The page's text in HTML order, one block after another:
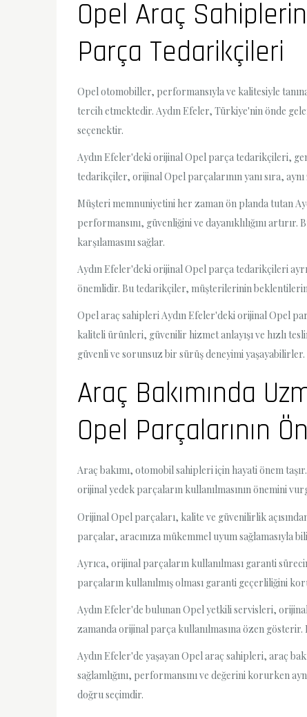
Opel Araç
Parça Tedarikçileri
Opel otomobiller, performansıyla ve kalitesiyle
tercih etmektedir. Aydın Efeler, Türkiye'nin önde
seçenektir.
Aydın Efeler'deki orijinal Opel parça tedarikçileri,
tedarikçiler, orijinal Opel parçalarının yanı sıra,
Müşteri memnuniyetini her zaman ön planda tutan
performansını, güvenliğini ve dayanıklılığını
karşılamasını sağlar.
Aydın Efeler'deki orijinal Opel parça tedarikçileri
önemlidir. Bu tedarikçiler, müşterilerinin
Opel araç sahipleri Aydın Efeler'deki orijinal Opel
kaliteli ürünleri, güvenilir hizmet anlayışı ve hızlı
güvenli ve sorunsuz bir sürüş deneyimi yaşayabilirler.
Araç Bakımında
Opel Parçalarının
Araç bakımı, otomobil sahipleri için hayati önem
orijinal yedek parçaların kullanılmasının önemini
Orijinal Opel parçaları, kalite ve güvenilirlik
parçalar, aracınıza mükemmel uyum sağlamasıyla
Ayrıca, orijinal parçaların kullanılması garanti
parçaların kullanılmış olması garanti geçerliliğini
Aydın Efeler'de bulunan Opel yetkili servisleri,
zamanda orijinal parça kullanılmasına özen
Aydın Efeler'de yaşayan Opel araç sahipleri, araç
sağlamlığını, performansını ve değerini korurken
doğru seçimdir.